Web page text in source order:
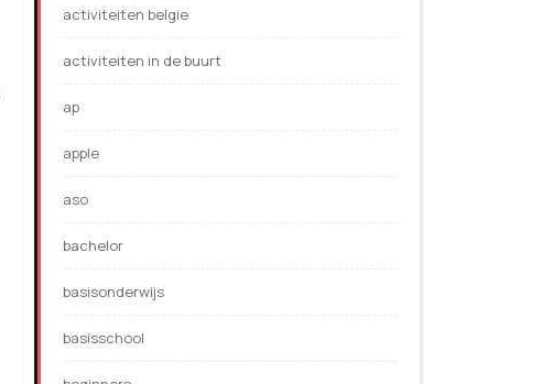
activiteiten belgie
activiteiten in de buurt
ap
apple
aso
bachelor
basisonderwijs
basisschool